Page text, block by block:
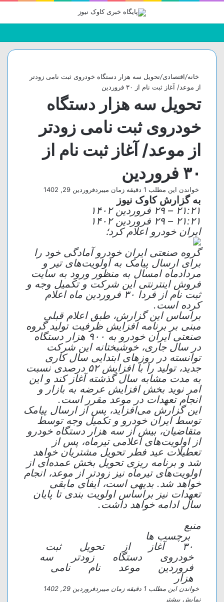
خانه/اقتصادی/تحویل سه هزار دستگاه خودروی ثبت نامی زودتر
از موعد/ آغاز ثبت نام از ۳۰ فروردین
تحویل سه هزار دستگاه
خودروی ثبت نامی زودتر
از موعد/ آغاز ثبت نام از
۳۰ فروردین
فروردین 29, 1402 خواندن این مطلب 1 دقیقه زمان میبرد
به گزارش کاوک نیوز
۲۱:۲۱ – ۲۹ فروردين ۱۴۰۲
۲۱:۲۱ – ۲۹ فروردين ۱۴۰۲
ایران خودرو اعلام کرد؛
گروه صنعتی ایران خودرو آمادگی خود را
برای ارسال پیامک به اولویت‌های تیر و
مردادماه امسال به منظور ورود به سایت
فروش اینترنتی این شرکت و تکمیل وجه و
ثبت نام از فردا ۳۰ فروردین ماه اعلام
کرده است.
براساس این گزارش، طبق اعلام قبلی
مبنی بر برنامه افزایش ظرفیت تولید گروه
صنعتی ایران خودرو به ۹۰۰ هزار دستگاه
در سال جاری، خوشبختانه این شرکت
توانسته در روز‌های ابتدایی سال کاری
جدید، تولید را با افزایش ۵۲ درصدی نسبت
به مدت مشابه سال گذشته آغاز کند و این
امر نوید بخش افزایش عرضه به بازار و
انجام تعهدات در موعد مقرر است.
این گزارش می‌افزاید، پس از ارسال پیامک
توسط ایران خودرو و تکمیل وجه توسط
متقاضیان، بیش از سه هزار دستگاه خودرو
از اولویت‌های اعلامی تیرماه، پس از
تعطیلات عید فطر تحویل مشتریان خواهد
شد و برنامه ریزی تحویل بخش عمده‌ای از
اولویت‌های تیرماه نیز زودتر از موعد، انجام
خواهد شد. بدیهی است، ایفای مابقی
تعهدات نیز براساس اولویت بندی تا پایان
سال ادامه خواهد داشت.
منبع
برچسب ها
۳۰
آغاز از تحویل
ثبت
خودروی
دستگاه زودتر
سه
فروردین
موعد نام
نامی
هزار
فروردین 29, 1402
خواندن این مطلب 1 دقیقه زمان میبرد
نمایش بیشتر